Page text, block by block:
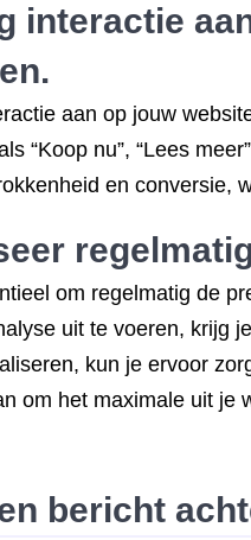
interactie
aan op jouw
“Koop nu”, “Lees
en conversie,
om regelmatig de
uit te voeren, krijg
kun je ervoor
om het maximale uit je
bericht